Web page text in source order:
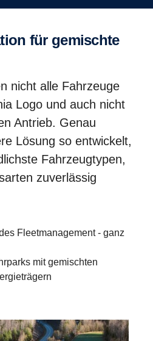
nicht alle Fahrzeuge
Logo und auch nicht
Antrieb. Genau
Lösung so entwickelt,
Fahrzeugtypen,
zuverlässig
Fleetmanagement - ganz
mit gemischten